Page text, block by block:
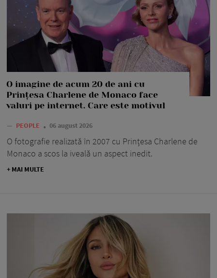
O imagine de acum 20 de ani cu
Prințesa Charlene de Monaco face
valuri pe internet. Care este motivul
— PEOPLE 06 august 2026
O fotografie realizată în 2007 cu Prințesa Charlene de
Monaco a scos la iveală un aspect inedit.
+ MAI MULTE